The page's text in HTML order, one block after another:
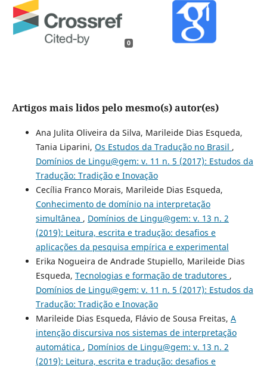
0
Artigos mais lidos pelo mesmo(s) autor(es)
Ana Julita Oliveira da Silva, Marileide Dias Esqueda,
Tania Liparini, Os Estudos da Tradução no Brasil ,
Domínios de Lingu@gem: v. 11 n. 5 (2017): Estudos da
Tradução: Tradição e Inovação
Cecília Franco Morais, Marileide Dias Esqueda,
Conhecimento de domínio na interpretação
simultânea , Domínios de Lingu@gem: v. 13 n. 2
(2019): Leitura, escrita e tradução: desafios e
aplicações da pesquisa empírica e experimental
Erika Nogueira de Andrade Stupiello, Marileide Dias
Esqueda, Tecnologias e formação de tradutores ,
Domínios de Lingu@gem: v. 11 n. 5 (2017): Estudos da
Tradução: Tradição e Inovação
Marileide Dias Esqueda, Flávio de Sousa Freitas, A
intenção discursiva nos sistemas de interpretação
automática , Domínios de Lingu@gem: v. 13 n. 2
(2019): Leitura, escrita e tradução: desafios e